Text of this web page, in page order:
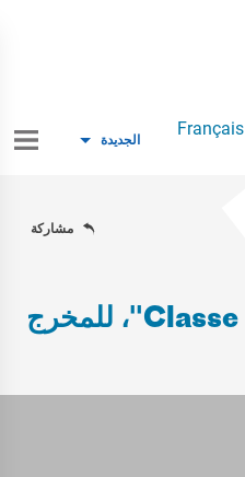
Français
الجديدة
مشاركة
سينما: "Classe moyenne"، للمخرج